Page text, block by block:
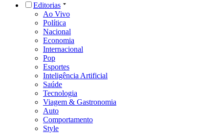
Editorias
Ao Vivo
Política
Nacional
Economia
Internacional
Pop
Esportes
Inteligência Artificial
Saúde
Tecnologia
Viagem & Gastronomia
Auto
Comportamento
Style